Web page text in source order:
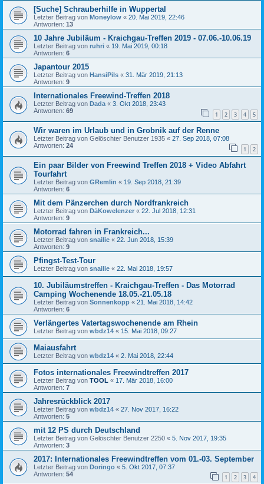
[Suche] Schrauberhilfe in Wuppertal
Letzter Beitrag von Moneylow « 20. Mai 2019, 22:46
Antworten: 13
10 Jahre Jubiläum - Kraichgau-Treffen 2019 - 07.06.-10.06.19
Letzter Beitrag von ruhri « 19. Mai 2019, 00:18
Antworten: 6
Japantour 2015
Letzter Beitrag von HansiPils « 31. Mär 2019, 21:13
Antworten: 9
Internationales Freewind-Treffen 2018
Letzter Beitrag von Dada« 3. Okt 2018, 23:43
Antworten: 69 1 2 3 4 5
Wir waren im Urlaub und in Grobnik auf der Renne
Letzter Beitrag von Gelöschter Benutzer 1935 « 27. Sep 2018, 07:08
Antworten: 24 1 2
Ein paar Bilder von Freewind Treffen 2018 + Video Abfahrt
Tourfahrt
Letzter Beitrag von GRemlin « 19. Sep 2018, 21:39
Antworten: 6
Mit dem Pänzerchen durch Nordfrankreich
Letzter Beitrag von DäKowelenzer « 22. Jul 2018, 12:31
Antworten: 9
Motorrad fahren in Frankreich...
Letzter Beitrag von snailie « 22. Jun 2018, 15:39
Antworten: 9
Pfingst-Test-Tour
Letzter Beitrag von snailie « 22. Mai 2018, 19:57
10. Jubiläumstreffen - Kraichgau-Treffen - Das Motorrad
Camping Wochenende 18.05.-21.05.18
Letzter Beitrag von Sonnenkopp « 21. Mai 2018, 14:42
Antworten: 6
Verlängertes Vatertagswochenende am Rhein
Letzter Beitrag von wbdz14 « 15. Mai 2018, 09:27
Maiausfahrt
Letzter Beitrag von wbdz14 « 2. Mai 2018, 22:44
Fotos internationales Freewindtreffen 2017
Letzter Beitrag von TOOL « 17. Mär 2018, 16:00
Antworten: 7
Jahresrückblick 2017
Letzter Beitrag von wbdz14 « 27. Nov 2017, 16:22
Antworten: 5
mit 12 PS durch Deutschland
Letzter Beitrag von Gelöschter Benutzer 2250 « 5. Nov 2017, 19:35
Antworten: 3
2017: Internationales Freewindtreffen vom 01.-03. September
Letzter Beitrag von Doringo « 5. Okt 2017, 07:37
Antworten: 54 1 2 3 4